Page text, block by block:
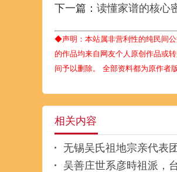
下一篇： 读懂家谱的核心
◆声明：本站属非营利性的纯民间
的作品均来自网友个人原创作品或
间予以删除。 全部资料都为原作者
相关内容
无锡吴氏祖地宗亲代表
吴善庄世系彦時祖派，